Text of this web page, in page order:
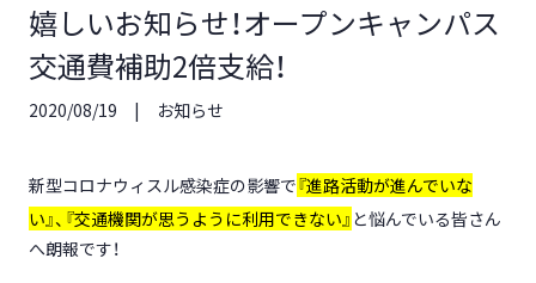
嬉しいお知らせ！オープンキャンパス
交通費補助2倍支給！
2020/08/19 お知らせ
新型コロナウィスル感染症の影響で『進路活動が進んでいな
い』、『交通機関が思うように利用できない』 と悩んでいる皆さん
へ朗報です！